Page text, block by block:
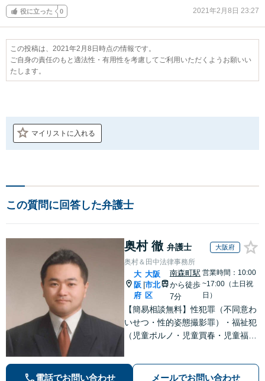
役に立った 0 2021年2月8日 23:27
この投稿は、2021年2月8日時点の情報です。
ご自身の責任のもと適法性・有用性を考慮してご利用いただくようお願いい
たします。
マイリストに入れる
この質問に回答した弁護士
奥村 徹 弁護士 大阪府
奥村＆田中法律事務所
大
阪
府
大阪
市北
区
南森町駅
から徒歩
7分
営業時間：10:00
~17:00（土日祝
日）
【簡易相談無料】性犯罪（不同意わ
いせつ・性的姿態撮影罪）・福祉犯
（児童ポルノ・児童買春・児童福祉
等）に非常に詳しい弁護士です
電話でお問い合わせ メールでお問い合わせ